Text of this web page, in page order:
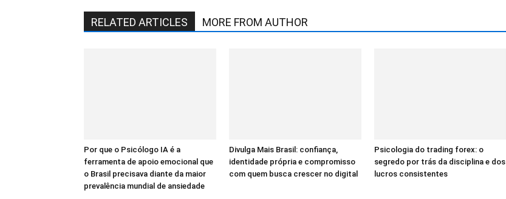
RELATED ARTICLES MORE FROM AUTHOR
Por que o Psicólogo IA é a
ferramenta de apoio emocional que
o Brasil precisava diante da maior
prevalência mundial de ansiedade
Divulga Mais Brasil: confiança,
identidade própria e compromisso
com quem busca crescer no digital
Psicologia do trading forex: o
segredo por trás da disciplina e dos
lucros consistentes